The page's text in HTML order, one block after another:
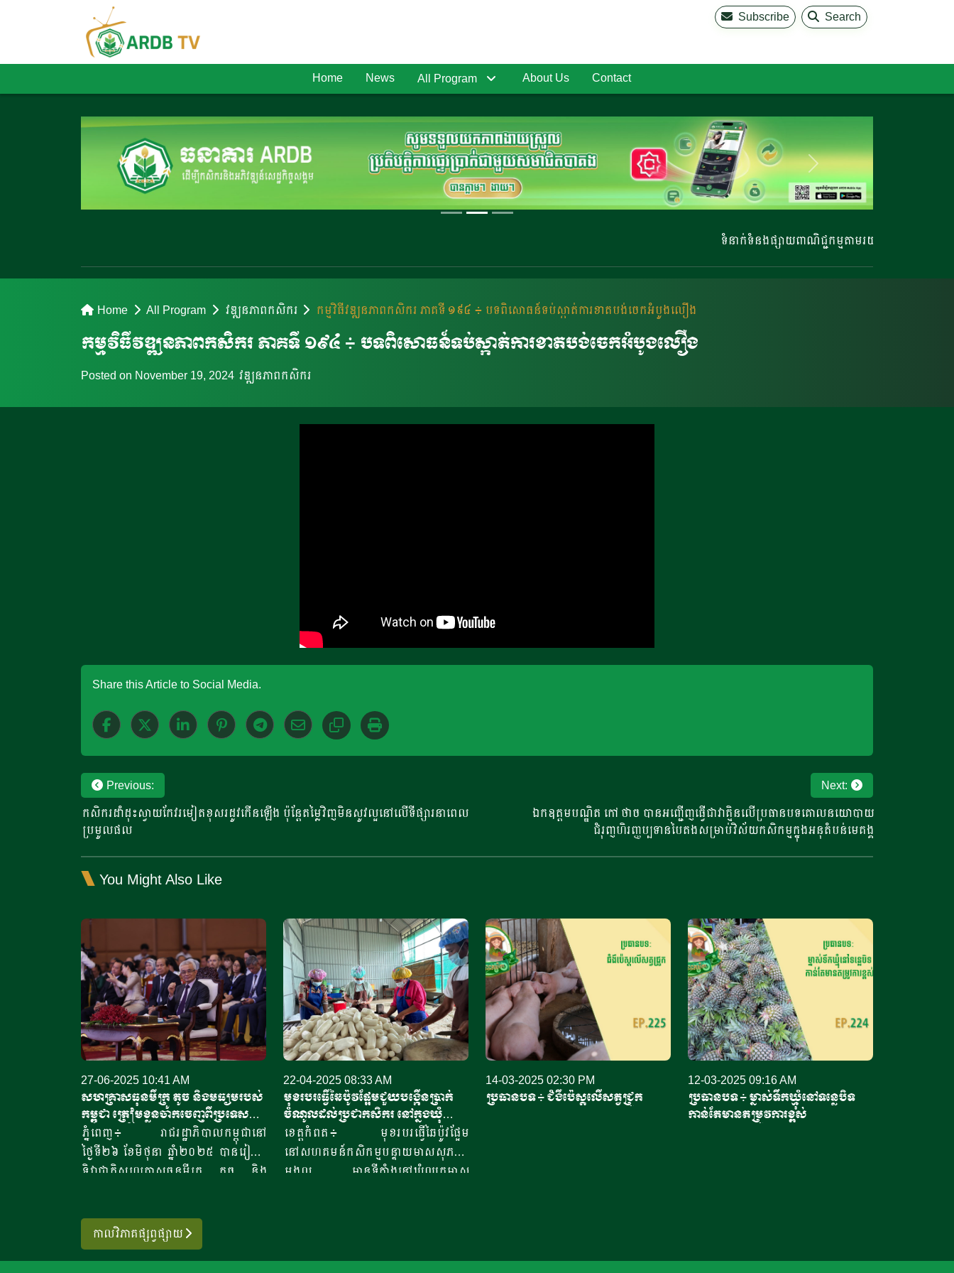
Subscribe Search
Home News All Program About Us Contact
ទំនាក់ទំនងផ្សាយពាណិជ្ជកម្មតាមរយៈ 023 220 810 |
Home All Program វឌ្ឍនភាពកសិករ កម្មវិធីវឌ្ឍនភាពកសិករ ភាគទី ១៩៤ ៖​ បទពិសោធន៍ទប់ស្កាត់ការខាតបង់ចេកអំបូងលឿង
កម្មវិធីវឌ្ឍនភាពកសិករ ភាគទី ១៩៤ ៖​ បទពិសោធន៍ទប់ស្កាត់ការខាតបង់ចេកអំបូងលឿង
Posted on November 19, 2024 វឌ្ឍនភាពកសិករ
Share this Article to Social Media.
Post
navigation
Previous:
កសិករដាំដុះស្វាយកែវរមៀតខុសរដូវកើនឡើង ប៉ុន្តែតម្លៃវិញមិនសូវល្អនៅលើទីផ្សារនាពេល
ប្រមូលផល
Next:
ឯកឧត្តមបណ្ឌិត កៅ ថាច បានអញ្ជើញធ្វើជាវាគ្មិនលើប្រធានបទគោលនយោបាយ
ជំរុញហិរញ្ញប្បទានបៃតងសម្រាប់វិស័យកសិកម្មក្នុងអនុតំបន់មេគង្គ
You Might Also Like
27-06-2025 10:41 AM
សហគ្រាសធុនមីក្រូ តូច និងមធ្យមរបស់
កម្ពុជា ត្រៀមខ្លួនចាកចេញពីប្រទេស
មានការអភិវឌ្ឍតិចតួច
ភ្នំពេញ៖ រាជរដ្ឋាភិបាលកម្ពុជានៅ
ថ្ងៃទី២៦ ខែមិថុនា ឆ្នាំ២០២៥ បានរៀបចំ
ទិវាជាតិសហគ្រាសធុនមីក្រូ តូច និង
និងមធ្យម សម្រាប់ការចាកចេញពីប្រទេស
ដែលមានការអភិវឌ្ឍតិចតួច «សំដៅលើក
22-04-2025 08:33 AM
មុខរបរធ្វើឆៃប៉ូវផ្អែមជួយបង្កើនប្រាក់
ចំណូលដល់ប្រជាកសិករ នៅក្នុងឃុំឈូក
មាសខាងលិច ខេត្តកំពត
ខេត្តកំពត៖ មុខរបរធ្វើឆៃប៉ូវផ្អែម
នៅសហគមន៍កសិកម្មបន្ទាយមាសសុភ
មង្គល មានទីតាំងនៅឃុំឈូកមាស
14-03-2025 02:30 PM
ប្រធានបទ​ ៖ ជំងឺប៉េស្តលើសត្វជ្រូក
12-03-2025 09:16 AM
ប្រធានបទ​ ៖ ម្នាស់ទឹកឃ្មុំនៅទន្លេបិទ
កាន់តែមានតម្រូវការខ្ពស់
កាលវិភាគផ្សព្វផ្សាយ